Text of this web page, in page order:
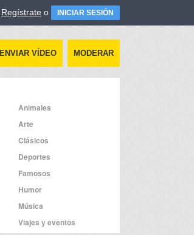
Regístrate o INICIAR SESIÓN
ENVIAR VÍDEO MODERAR
Animales
Arte
Clásicos
Deportes
Famosos
Humor
Música
Viajes y eventos